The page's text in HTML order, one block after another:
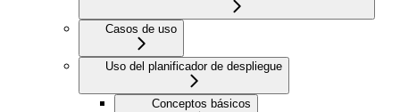
Casos de uso
Uso del planificador de despliegue
Conceptos básicos